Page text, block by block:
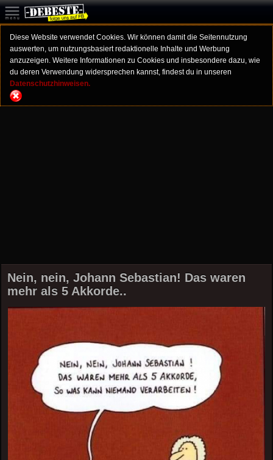
Diese Website verwendet Cookies. Wir können damit die Seitennutzung
auswerten, um nutzungsbasiert redaktionelle Inhalte und Werbung
anzuzeigen. Weitere Informationen zu Cookies und insbesondere dazu, wie
du deren Verwendung widersprechen kannst, findest du in unseren
Datenschutzhinweisen.
Nein, nein, Johann Sebastian! Das waren
mehr als 5 Akkorde..